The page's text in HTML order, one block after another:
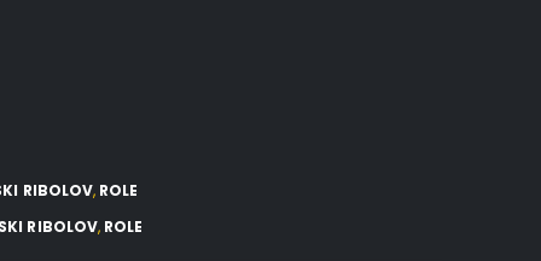
RIBOLOV, ROLE
RIBOLOV, ROLE